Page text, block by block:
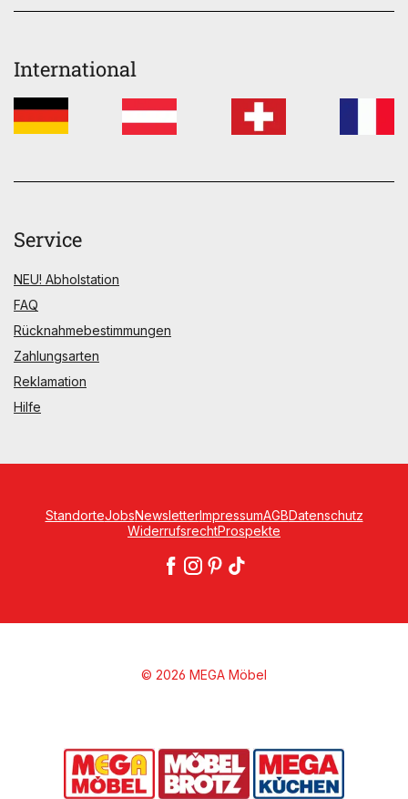
International
Service
NEU! Abholstation
FAQ
Rücknahmebestimmungen
Zahlungsarten
Reklamation
Hilfe
StandorteJobsNewsletterImpressumAGBDatenschutz
WiderrufsrechtProspekte
© 2026 MEGA Möbel